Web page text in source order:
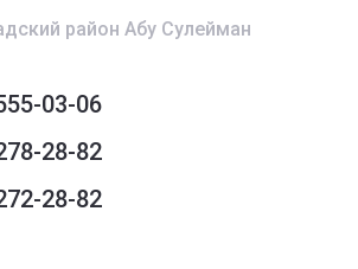
район Абу Сулейман
03-06
28-82
28-82